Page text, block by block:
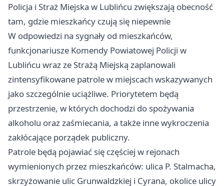
Policja i Straż Miejska w Lublińcu zwiększają obecność
tam, gdzie mieszkańcy czują się niepewnie
W odpowiedzi na sygnały od mieszkańców,
funkcjonariusze Komendy Powiatowej Policji w
Lublińcu wraz ze Strażą Miejską zaplanowali
zintensyfikowane patrole w miejscach wskazywanych
jako szczególnie uciążliwe. Priorytetem będą
przestrzenie, w których dochodzi do spożywania
alkoholu oraz zaśmiecania, a także inne wykroczenia
zakłócające porządek publiczny.
Patrole będą pojawiać się częściej w rejonach
wymienionych przez mieszkańców: ulica P. Stalmacha,
skrzyżowanie ulic Grunwaldzkiej i Cyrana, okolice ulicy